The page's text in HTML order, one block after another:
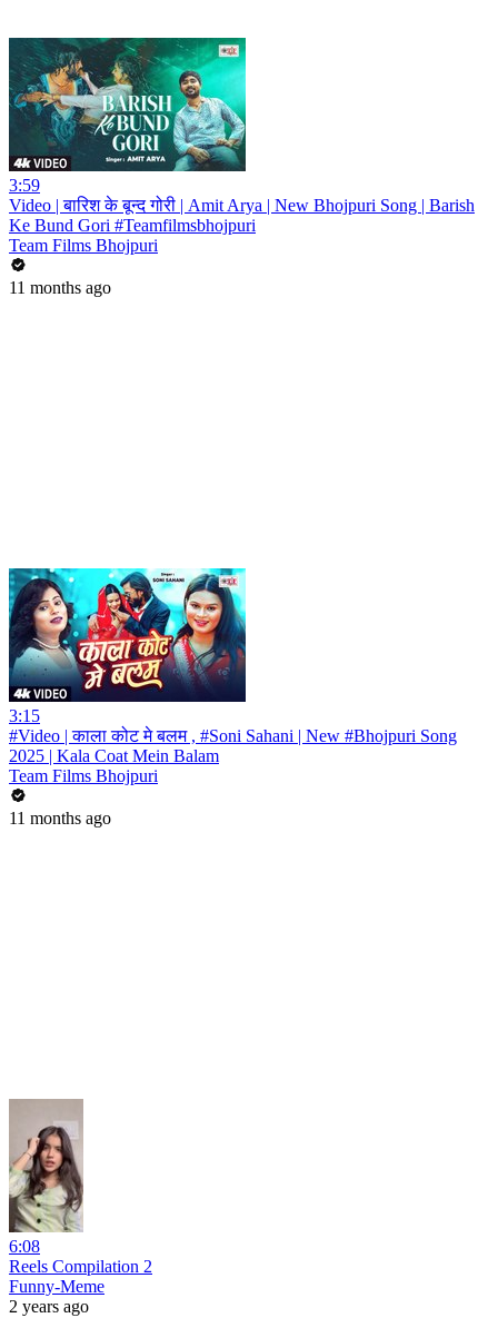
3:59
Video | बारिश के बून्द गोरी | Amit Arya | New Bhojpuri Song | Barish
Ke Bund Gori #Teamfilmsbhojpuri
Team Films Bhojpuri
11 months ago
3:15
#Video | काला कोट मे बलम , #Soni Sahani | New #Bhojpuri Song
2025 | Kala Coat Mein Balam
Team Films Bhojpuri
11 months ago
6:08
Reels Compilation 2
Funny-Meme
2 years ago